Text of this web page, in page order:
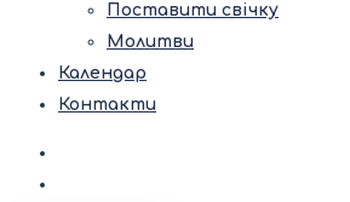
Поставити свічку
Молитви
Календар
Контакти